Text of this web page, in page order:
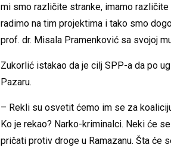
mi smo različite stranke, imamo
radimo na tim projektima i tako smo
prof. dr. Misala Pramenković sa svojoj
Zukorlić istakao da je cilj SPP-a da po
Pazaru.
– Rekli su osvetit ćemo im se za
Ko je rekao? Narko-kriminalci. Neki će
pričati protiv droge u Ramazanu. Šta će